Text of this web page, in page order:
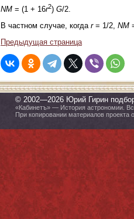
NM = (1 + 16r2) G/2.
В частном случае, когда r= 1/2, NM
Предыдущая страница
© 2002—2026 Юрий Гирин
«Кабинетъ» — История астрономии.
При копировании материалов проекта